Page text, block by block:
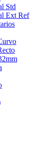
Std
Ext Ref